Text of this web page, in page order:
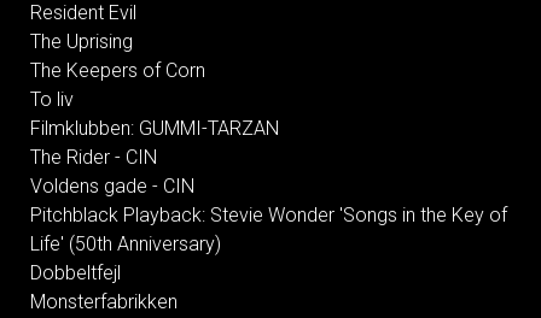
Resident Evil
The Uprising
The Keepers of Corn
To liv
Filmklubben: GUMMI-TARZAN
The Rider - CIN
Voldens gade - CIN
Pitchblack Playback: Stevie Wonder 'Songs in the Key of
Life' (50th Anniversary)
Dobbeltfejl
Monsterfabrikken